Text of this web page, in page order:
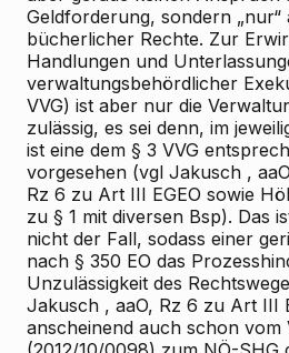
Geldforderung, sondern
bücherlicher Rechte. Zur
Handlungen und
verwaltungsbehördlicher
VVG) ist aber nur die
zulässig, es sei denn, im
ist eine dem § 3 VVG
vorgesehen (vgl Jakusch ,
Rz 6 zu Art III EGEO sowie
zu § 1 mit diversen Bsp). Das
nicht der Fall, sodass einer
nach § 350 EO das
Unzulässigkeit des
Jakusch , aaO, Rz 6 zu Art III
anscheinend auch schon vom